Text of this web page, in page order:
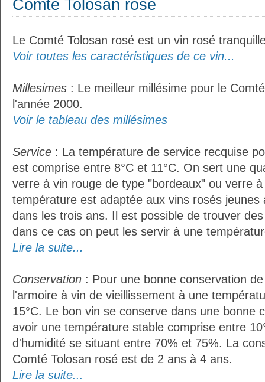
Comté Tolosan rosé
Le Comté Tolosan rosé est un vin rosé
Voir toutes les caractéristiques de ce vin...
Millesimes : Le meilleur millésime pour le
l'année 2000.
Voir le tableau des millésimes
Service : La température de service recquise
est comprise entre 8°C et 11°C. On sert une
verre à vin rouge de type "bordeaux" ou verre
température est adaptée aux vins rosés jeunes
dans les trois ans. Il est possible de trouver
dans ce cas on peut les servir à une
Lire la suite...
Conservation : Pour une bonne conservation
l'armoire à vin de vieillissement à une
15°C. Le bon vin se conserve dans une bonne
avoir une température stable comprise entre
d'humidité se situant entre 70% et 75%. La
Comté Tolosan rosé est de 2 ans à 4 ans.
Lire la suite...